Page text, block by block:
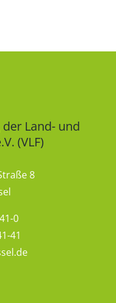
Land- und
(VLF)
8
0
41